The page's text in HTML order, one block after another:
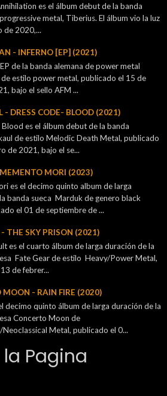
es el álbum debut de la banda
metal, Tiberius. El álbum vio la luz
de 2020,...
- INFERNO [EP] (2021)
de la banda alemana de power metal
estilo power metal, publicado el 15 de
bajo el sello AFM ...
- DRESS CODE- BLOOD (2021)
es el álbum debut de la banda
de estilo Melodic Death Metal, publicado
de 2021, bajo el se...
MORI (2023)
es el decimo quinto album de larga
banda sueca Marduk de genero black
el 01 de septiembre de ...
- THE SKY PRISON (2021)
es el cuarto álbum de larga duración de la
Fate Gear de estilo Heavy/Power Metal,
de febrer...
MOON - RAIN FIRE (2020)
decimo quinto álbum de larga duración de la
Concerto Moon de
Metal, publicado el 0...
Pagina